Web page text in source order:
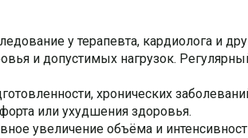
у терапевта, кардиолога и
и допустимых нагрузок.
хронических
или ухудшения здоровья.
увеличение объёма и